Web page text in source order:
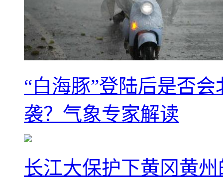
“白海豚”登陆后是否
袭？气象专家解读
长江大保护下黄冈黄